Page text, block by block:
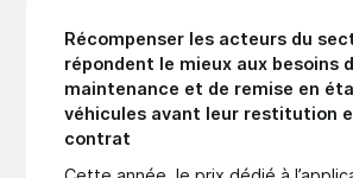
Récompenser les acteurs du
répondent le mieux aux besoins
maintenance et de remise en
véhicules avant leur restitution
contrat